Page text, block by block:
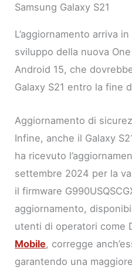
Samsung Galaxy S21
L’aggiornamento arriva
sviluppo della nuova
Android 15, che
Galaxy S21 entro la fine
Aggiornamento di
Infine, anche il Galaxy
ha ricevuto
settembre 2024 per la
il firmware
aggiornamento,
utenti di operatori come
Mobile, corregge
garantendo una